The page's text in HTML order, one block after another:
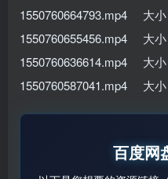
1550760664793.mp4 大
1550760655456.mp4 大
1550760636614.mp4 大
1550760587041.mp4 大
百度网